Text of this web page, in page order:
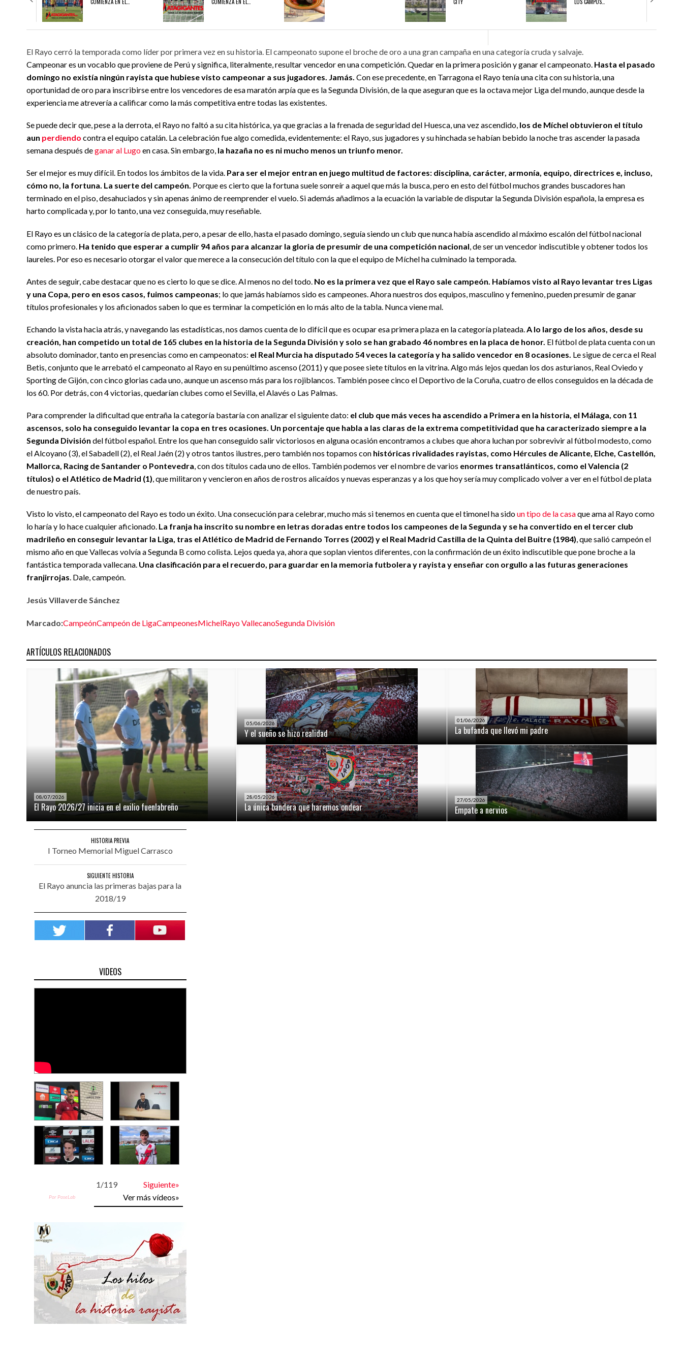
EL JUVENIL A 26/27 COMIENZA EN EL EXILIO EL RAYO B 2026/27 COMIENZA EN EL EXILIO ¡QUE OS DEN MORCILLA! AVANZAN LAS OBRAS EN LA CITY
EN MARCHA EL CAMBIO DE LOS CAMPOS DE LA
CITY
El Rayo cerró la temporada como líder por primera vez en su historia. El campeonato supone el broche de oro a una gran campaña en una categoría cruda y salvaje.
Campeonar es un vocablo que proviene de Perú y significa, literalmente, resultar vencedor en una competición. Quedar en la primera posición y ganar el campeonato. Hasta el pasado
domingo no existía ningún rayista que hubiese visto campeonar a sus jugadores. Jamás. Con ese precedente, en Tarragona el Rayo tenía una cita con su historia, una
oportunidad de oro para inscribirse entre los vencedores de esa maratón arpía que es la Segunda División, de la que aseguran que es la octava mejor Liga del mundo, aunque desde la
experiencia me atrevería a calificar como la más competitiva entre todas las existentes.
Se puede decir que, pese a la derrota, el Rayo no faltó a su cita histórica, ya que gracias a la frenada de seguridad del Huesca, una vez ascendido, los de Míchel obtuvieron el título
aun perdiendo contra el equipo catalán. La celebración fue algo comedida, evidentemente: el Rayo, sus jugadores y su hinchada se habían bebido la noche tras ascender la pasada
semana después deganar al Lugoen casa. Sin embargo, la hazaña no es ni mucho menos un triunfo menor.
Ser el mejor es muy difícil. En todos los ámbitos de la vida. Para ser el mejor entran en juego multitud de factores: disciplina, carácter, armonía, equipo, directrices e, incluso,
cómo no, la fortuna. La suerte del campeón. Porque es cierto que la fortuna suele sonreír a aquel que más la busca, pero en esto del fútbol muchos grandes buscadores han
terminado en el piso, desahuciados y sin apenas ánimo de reemprender el vuelo. Si además añadimos a la ecuación la variable de disputar la Segunda División española, la empresa es
harto complicada y, por lo tanto, una vez conseguida, muy reseñable.
El Rayo es un clásico de la categoría de plata, pero, a pesar de ello, hasta el pasado domingo, seguía siendo un club que nunca había ascendido al máximo escalón del fútbol nacional
como primero. Ha tenido que esperar a cumplir 94 años para alcanzar la gloria de presumir de una competición nacional , de ser un vencedor indiscutible y obtener todos los
laureles. Por eso es necesario otorgar el valor que merece a la consecución del título con la que el equipo de Míchel ha culminado la temporada.
Antes de seguir, cabe destacar que no es cierto lo que se dice. Al menos no del todo. No es la primera vez que el Rayo sale campeón. Habíamos visto al Rayo levantar tres Ligas
y una Copa, pero en esos casos, fuimos campeonas; lo que jamás habíamos sido es campeones. Ahora nuestros dos equipos, masculino y femenino, pueden presumir de ganar
títulos profesionales y los aficionados saben lo que es terminar la competición en lo más alto de la tabla. Nunca viene mal.
Echando la vista hacia atrás, y navegando las estadísticas, nos damos cuenta de lo difícil que es ocupar esa primera plaza en la categoría plateada.A lo largo de los años, desde su
creación, han competido un total de 165 clubes en la historia de la Segunda División y solo se han grabado 46 nombres en la placa de honor. El fútbol de plata cuenta con un
absoluto dominador, tanto en presencias como en campeonatos: el Real Murcia ha disputado 54 veces la categoría y ha salido vencedor en 8 ocasiones. Le sigue de cerca el Real
Betis, conjunto que le arrebató el campeonato al Rayo en su penúltimo ascenso (2011) y que posee siete títulos en la vitrina. Algo más lejos quedan los dos asturianos, Real Oviedo y
Sporting de Gijón, con cinco glorias cada uno, aunque un ascenso más para los rojiblancos. También posee cinco el Deportivo de la Coruña, cuatro de ellos conseguidos en la década de
los 60. Por detrás, con 4 victorias, quedarían clubes como el Sevilla, el Alavés o Las Palmas.
Para comprender la dificultad que entraña la categoría bastaría con analizar el siguiente dato: el club que más veces ha ascendido a Primera en la historia, el Málaga, con 11
ascensos, solo ha conseguido levantar la copa en tres ocasiones. Un porcentaje que habla a las claras de la extrema competitividad que ha caracterizado siempre a la
Segunda División del fútbol español. Entre los que han conseguido salir victoriosos en alguna ocasión encontramos a clubes que ahora luchan por sobrevivir al fútbol modesto, como
el Alcoyano (3), el Sabadell (2), el Real Jaén (2) y otros tantos ilustres, pero también nos topamos con históricas rivalidades rayistas, como Hércules de Alicante, Elche, Castellón,
Mallorca, Racing de Santander o Pontevedra, con dos títulos cada uno de ellos. También podemos ver el nombre de varios enormes transatlánticos, como el Valencia (2
títulos) o el Atlético de Madrid (1), que militaron y vencieron en años de rostros alicaídos y nuevas esperanzas y a los que hoy sería muy complicado volver a ver en el fútbol de plata
de nuestro país.
Visto lo visto, el campeonato del Rayo es todo un éxito. Una consecución para celebrar, mucho más si tenemos en cuenta que el timonel ha sidoun tipo de la casaque ama al Rayo como
lo haría y lo hace cualquier aficionado. La franja ha inscrito su nombre en letras doradas entre todos los campeones de la Segunda y se ha convertido en el tercer club
madrileño en conseguir levantar la Liga, tras el Atlético de Madrid de Fernando Torres (2002) y el Real Madrid Castilla de la Quinta del Buitre (1984), que salió campeón el
mismo año en que Vallecas volvía a Segunda B como colista. Lejos queda ya, ahora que soplan vientos diferentes, con la confirmación de un éxito indiscutible que pone broche a la
fantástica temporada vallecana. Una clasificación para el recuerdo, para guardar en la memoria futbolera y rayista y enseñar con orgullo a las futuras generaciones
franjirrojas. Dale, campeón.
Jesús Villaverde Sánchez
Marcado:CampeónCampeón de LigaCampeonesMichelRayo VallecanoSegunda División
ARTÍCULOS RELACIONADOS
08/07/2026
El Rayo 2026/27 inicia en el exilio fuenlabreño
05/06/2026
Y el sueño se hizo realidad
01/06/2026
La bufanda que llevó mi padre
28/05/2026
La única bandera que haremos ondear
27/05/2026
Empate a nervios
HISTORIA PREVIA
I Torneo Memorial Miguel Carrasco
SIGUIENTE HISTORIA
El Rayo anuncia las primeras bajas para la
2018/19
VIDEOS
1/119 Siguiente»
Por PoseLab Ver más vídeos»